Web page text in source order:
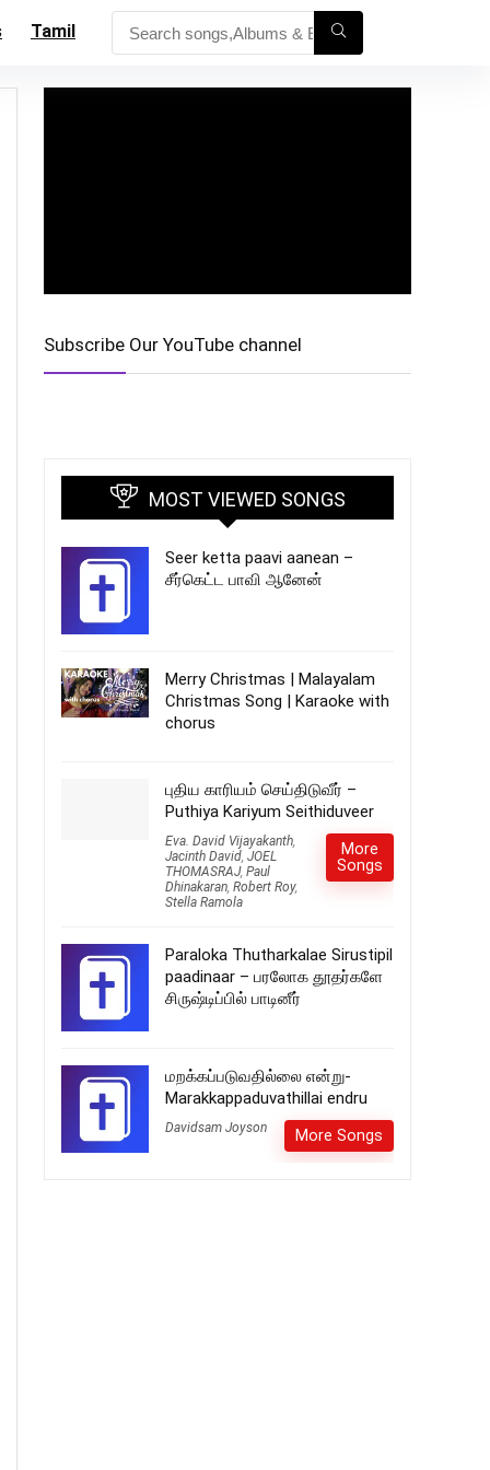
Tamil
Subscribe Our YouTube channel
MOST VIEWED SONGS
Seer ketta paavi aanean –
சீர்கெட்ட பாவி ஆனேன்
Merry Christmas | Malayalam
Christmas Song | Karaoke with
chorus
புதிய காரியம் செய்திடுவீர் –
Puthiya Kariyum Seithiduveer
Eva. David Vijayakanth,
Jacinth David, JOEL
THOMASRAJ, Paul
Dhinakaran, Robert Roy,
Stella Ramola
More
Songs
Paraloka Thutharkalae Sirustipil
paadinaar – பரலோக தூதர்களே
சிருஷ்டிப்பில் பாடினீர்
மறக்கப்படுவதில்லை என்று-
Marakkappaduvathillai endru
Davidsam Joyson More Songs